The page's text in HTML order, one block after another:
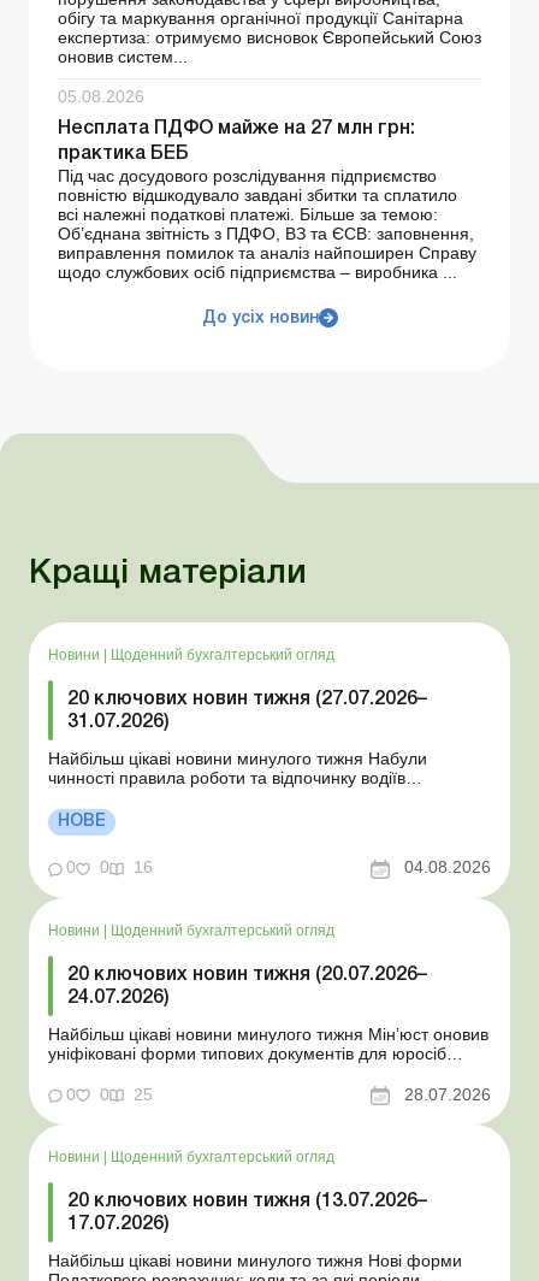
обігу та маркування органічної продукції Санітарна
експертиза: отримуємо висновок Європейський Союз
оновив систем...
05.08.2026
Несплата ПДФО майже на 27 млн грн:
практика БЕБ
Під час досудового розслідування підприємство
повністю відшкодувало завдані збитки та сплатило
всі належні податкові платежі. Більше за темою:
Об’єднана звітність з ПДФО, ВЗ та ЄСВ: заповнення,
виправлення помилок та аналіз найпоширен Справу
щодо службових осіб підприємства – виробника ...
До усіх новин
Кращі матеріали
Новини Щоденний бухгалтерський огляд
20 ключових новин тижня (27.07.2026–
31.07.2026)
Найбільш цікаві новини минулого тижня Набули
чинності правила роботи та відпочинку водіїв
стан Для сільгосппідприємств і ФОП запроваджено нові
одноразові статистичні форми З 2 серпня змінюється
порядок зарахування окремих періодів роботи до стр...
НОВЕ
0 0 16 04.08.2026
Новини | Щоденний бухгалтерський огляд
20 ключових новин тижня (20.07.2026–
24.07.2026)
Найбільш цікаві новини минулого тижня Мін’юст оновив
уніфіковані форми типових документів для юросіб
координаційного центру з організації бронювання У
працівника виявлено статус «у розшуку»: що потрібно
0 0 25 28.07.2026
Новини | Щоденний бухгалтерський огляд
20 ключових новин тижня (13.07.2026–
17.07.2026)
Найбільш цікаві новини минулого тижня Нові форми